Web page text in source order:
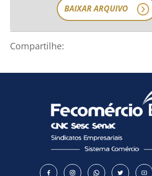
BAIXAR ARQUIVO
Compartilhe: